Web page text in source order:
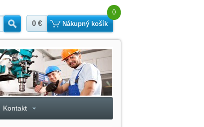
Hľadať
0 €
0
Nákupný košík
Kontakt